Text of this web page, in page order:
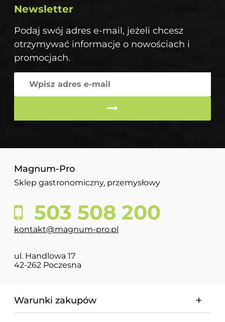
Newsletter
Podaj swój adres e-mail, jeżeli chcesz
otrzymywać informacje o nowościach i
promocjach.
Magnum-Pro
Sklep gastronomiczny, przemysłowy
503 508 200
kontakt@magnum-pro.pl
ul. Handlowa 17
42-262 Poczesna
Warunki zakupów